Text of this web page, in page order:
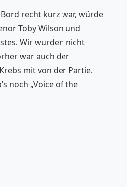
recht kurz war, würde
Toby Wilson und
Wir wurden nicht
war auch der
mit von der Partie.
noch „Voice of the